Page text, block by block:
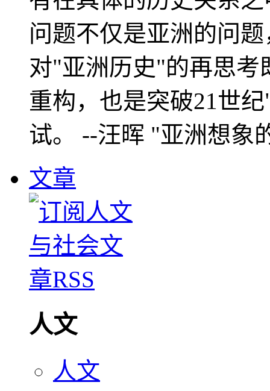
问题不仅是亚洲的问
对"亚洲历史"的再思考
重构，也是突破21世
试。 --汪晖 "亚洲想象
文章
人文
人文